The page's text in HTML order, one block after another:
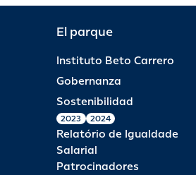
El parque
Instituto Beto Carrero
Gobernanza
Sostenibilidad
2023 2024
Relatório de Igualdade
Salarial
Patrocinadores